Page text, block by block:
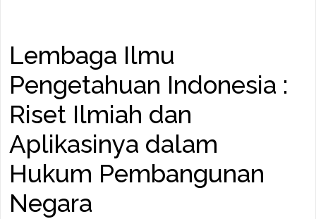
Lembaga Ilmu
Pengetahuan Indonesia :
Riset Ilmiah dan
Aplikasinya dalam
Hukum Pembangunan
Negara